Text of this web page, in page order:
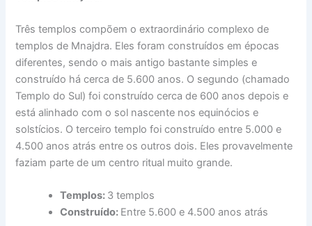
Três templos compõem o extraordinário complexo de
templos de Mnajdra. Eles foram construídos em épocas
diferentes, sendo o mais antigo bastante simples e
construído há cerca de 5.600 anos. O segundo (chamado
Templo do Sul) foi construído cerca de 600 anos depois e
está alinhado com o sol nascente nos equinócios e
solstícios. O terceiro templo foi construído entre 5.000 e
4.500 anos atrás entre os outros dois. Eles provavelmente
faziam parte de um centro ritual muito grande.
Templos: 3 templos
Construído: Entre 5.600 e 4.500 anos atrás